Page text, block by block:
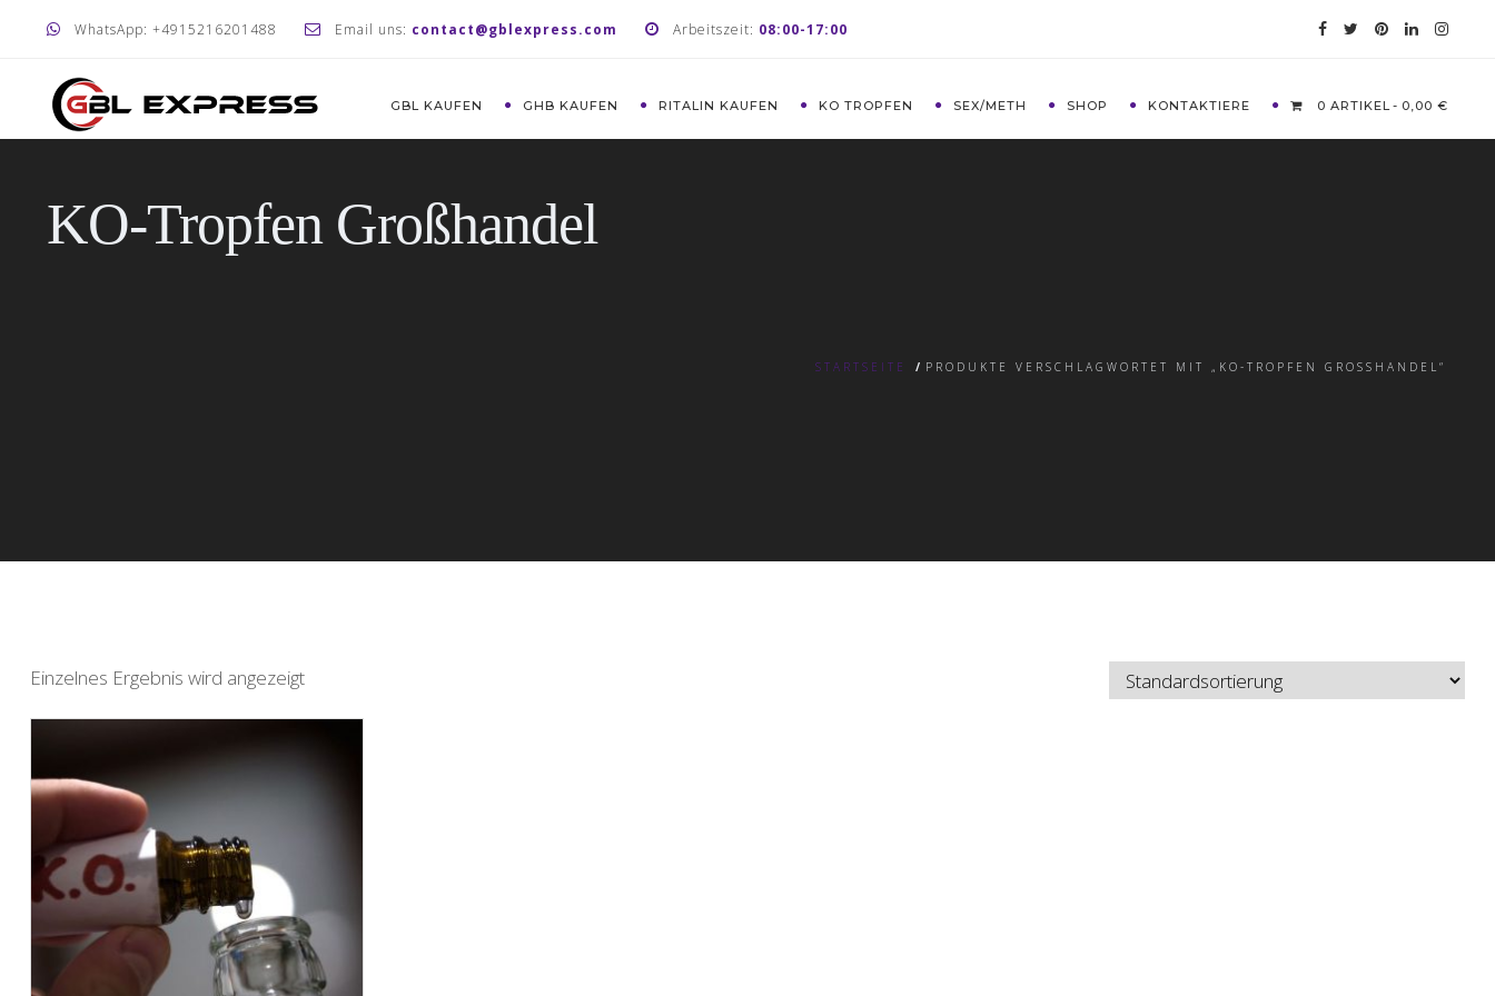
WhatsApp: +4915216201488 Email uns: contact@gblexpress.com Arbeitszeit: 08:00-17:00
GBL KAUFEN GHB KAUFEN RITALIN KAUFEN KO TROPFEN SEX/METH SHOP KONTAKTIERE 0 ARTIKEL 0,00 €
KO-Tropfen Großhandel
STARTSEITE / PRODUKTE VERSCHLAGWORTET MIT „KO-TROPFEN GROSSHANDEL“
Einzelnes Ergebnis wird angezeigt